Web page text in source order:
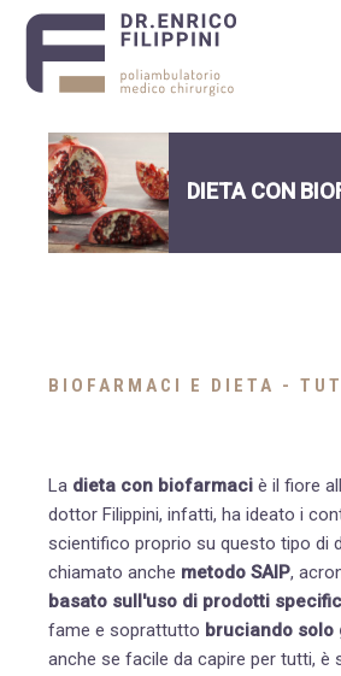
DIETA CON
BIOFARMACI E DIETA -
La dieta con biofarmaci è il fiore
dottor Filippini, infatti, ha ideato i
scientifico proprio su questo tipo di
chiamato anche metodo SAIP,
basato sull'uso di prodotti
fame e soprattutto bruciando
anche se facile da capire per tutti, è